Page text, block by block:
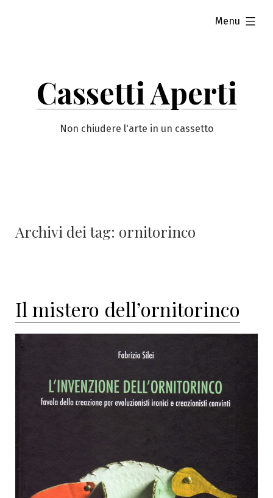
Cassetti Aperti
Non chiudere l'arte in un cassetto
Menu
esteso
Archivi dei tag: ornitorinco
Il mistero dell’ornitorinco